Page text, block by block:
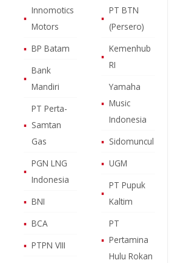
▪
Innomotics
Motors
▪ BP Batam
▪
Bank
Mandiri
▪
PT Perta-
Samtan
Gas
▪
PGN LNG
Indonesia
▪ BNI
▪ BCA
▪ PTPN VIII
▪
PT BTN
(Persero)
▪
Kemenhub
RI
▪
Yamaha
Music
Indonesia
▪ Sidomuncul
▪ UGM
▪
PT Pupuk
Kaltim
▪
PT
Pertamina
Hulu Rokan